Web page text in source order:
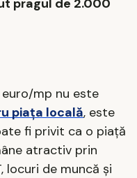
mp nu este
piața locală, este
fi privit ca o piață
atractiv prin
locuri de muncă și